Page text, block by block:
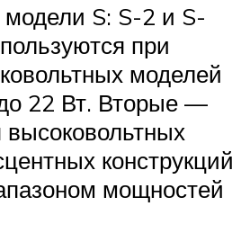
S: S-2 и S-
при
моделей
22 Вт. Вторые —
высоковольтных
конструкций
мощностей